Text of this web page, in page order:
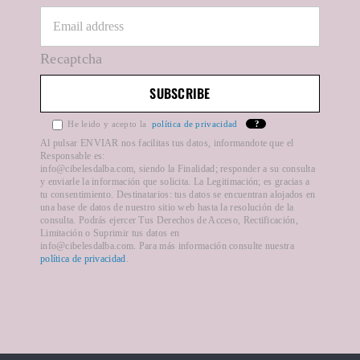
Ley de cookies
Formas de pago
Plazos de entrega
Recaptcha
He leido y acepto la política de privacidad ?
Al pulsar ENVIAR nos facilitas tus datos, informandote que el
Responsable es:
info@cibelesdalba.com, siendo la Finalidad; responder a su consulta
y enviarle la información que solicita. La Legitimación; es gracias a
tu consentimiento. Destinatarios: tus datos se encuentran alojados en
una base de datos de nuestro sitio web hasta la resolución de la
consulta. Podrás ejercer Tus Derechos de Acceso, Rectificación,
Limitación o Suprimir tus datos en
info@cibelesdalba.com. Para más información consulte nuestra
política de privacidad.